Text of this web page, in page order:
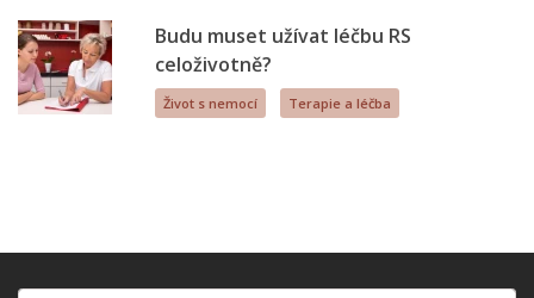
Budu muset užívat léčbu RS
celoživotně?
Život s nemocí Terapie a léčba